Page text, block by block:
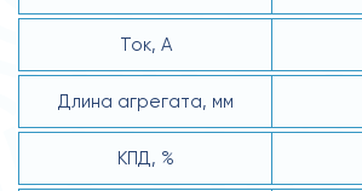
Ток, А
Длина агрегата, мм
КПД, %